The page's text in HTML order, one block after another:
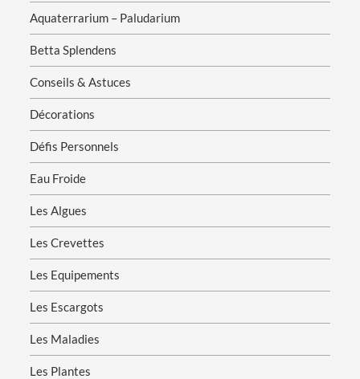
Aquaterrarium – Paludarium
Betta Splendens
Conseils & Astuces
Décorations
Défis Personnels
Eau Froide
Les Algues
Les Crevettes
Les Equipements
Les Escargots
Les Maladies
Les Plantes